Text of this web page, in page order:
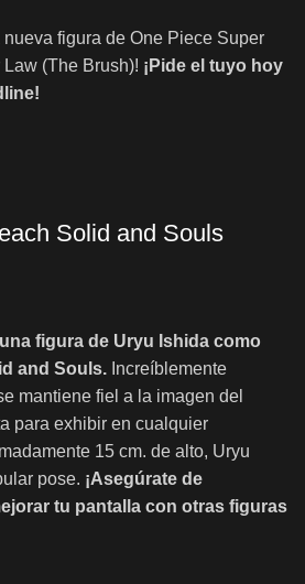
nueva figura de One Piece Super
Law (The Brush)! ¡Pide el tuyo hoy
Solid and Souls
figura de Uryu Ishida como
and Souls. Increíblemente
mantiene fiel a la imagen del
para exhibir en cualquier
15 cm. de alto, Uryu
pose. ¡Asegúrate de
tu pantalla con otras figuras